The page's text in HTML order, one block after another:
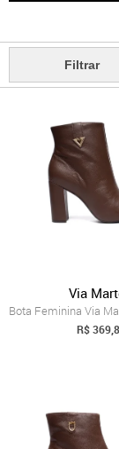
Filtrar
Via
R$